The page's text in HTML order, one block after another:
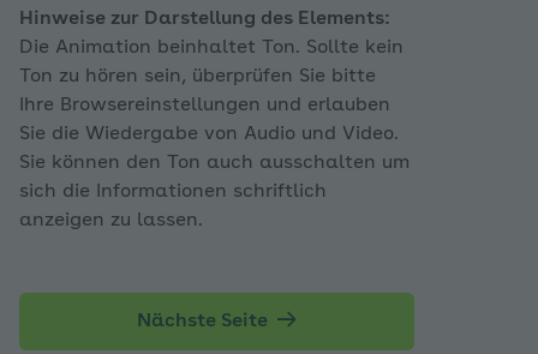
Hinweise zur Darstellung des Elements:
Die Animation beinhaltet Ton. Sollte kein
Ton zu hören sein, überprüfen Sie bitte
Ihre Browsereinstellungen und erlauben
Sie die Wiedergabe von Audio und Video.
Sie können den Ton auch ausschalten um
sich die Informationen schriftlich
anzeigen zu lassen.
Nächste Seite